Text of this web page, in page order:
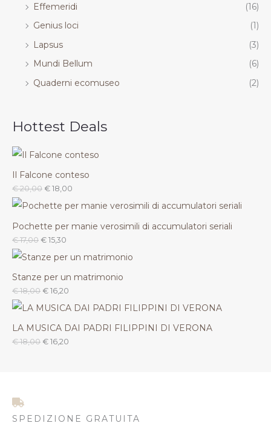
Effemeridi
(16)
Genius loci
(1)
Lapsus
(3)
Mundi Bellum
(6)
Quaderni ecomuseo
(2)
Hottest Deals
Il Falcone conteso
€20,00 € 18,00
Pochette per manie verosimili di accumulatori seriali
€17,00 € 15,30
Stanze per un matrimonio
€18,00 € 16,20
LA MUSICA DAI PADRI FILIPPINI DI VERONA
€18,00 € 16,20
SPEDIZIONE GRATUITA